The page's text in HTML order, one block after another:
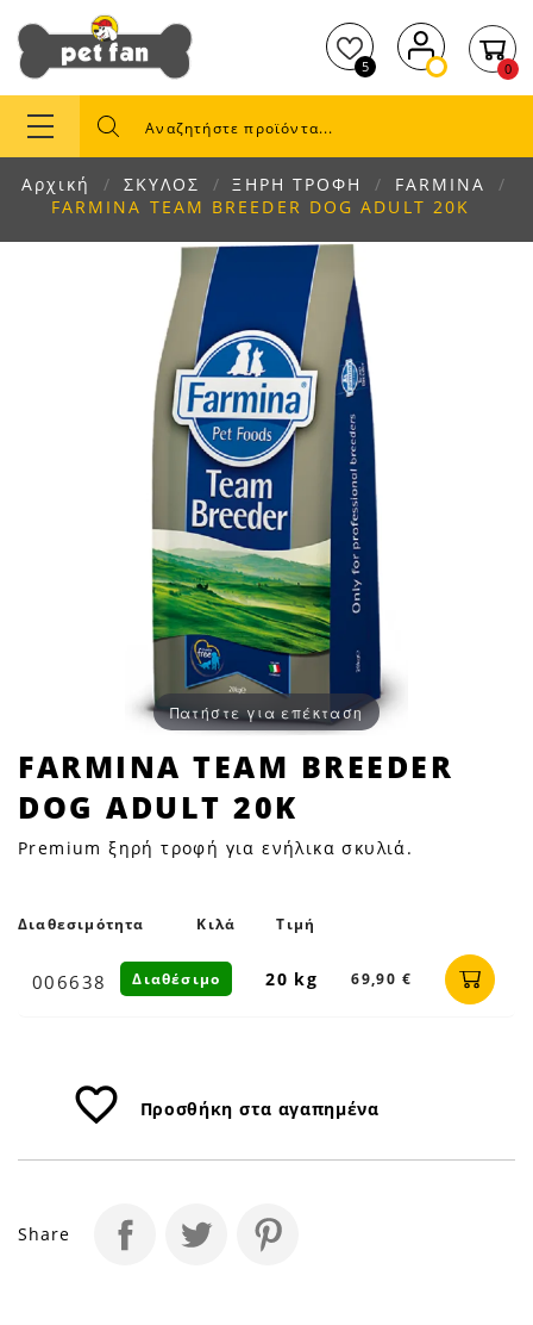
5 0
Αρχική ΣΚΥΛΟΣ ΞΗΡΗ ΤΡΟΦΗ
FARMINA
FARMINA TEAM BREEDER DOG ADULT 20K
Πατήστε για επέκταση
FARMINA
TEAM
BREEDER
DOG
|
FARMINA TEAM BREEDER
DOG ADULT 20K
Premium ξηρή τροφή για ενήλικα σκυλιά.
Διαθεσιμότητα Κιλά Τιμή
006638 20 kg 69,90 €
Διαθέσιμο
favorite_border Προσθήκη στα αγαπημένα
Share